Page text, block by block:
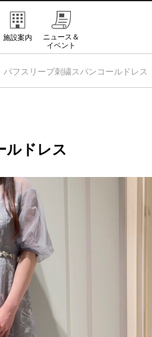
施設案内
ニュース＆
イベント
パフスリーブ刺繍スパンコールドレス
ルドレス